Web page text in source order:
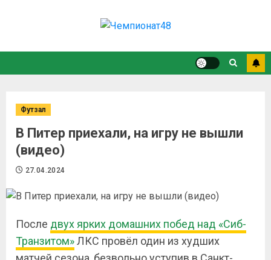
Футзал
В Питер приехали, на игру не вышли
(видео)
27.04.2024
После двух ярких домашних побед над «Сиб-
Транзитом»ЛКС провёл один из худших